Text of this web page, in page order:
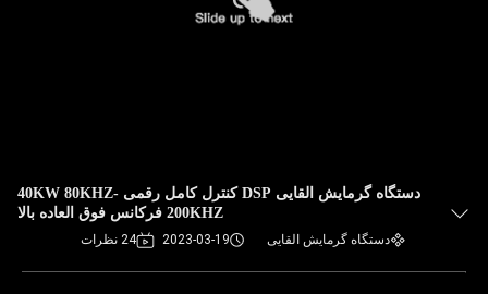
دستگاه گرمایش القایی DSP کنترل کامل رقمی 40KW 80KHZ-
200KHZ فرکانس فوق العاده بالا
دستگاه گرمایش القایی 2023-03-19 24 نظرات